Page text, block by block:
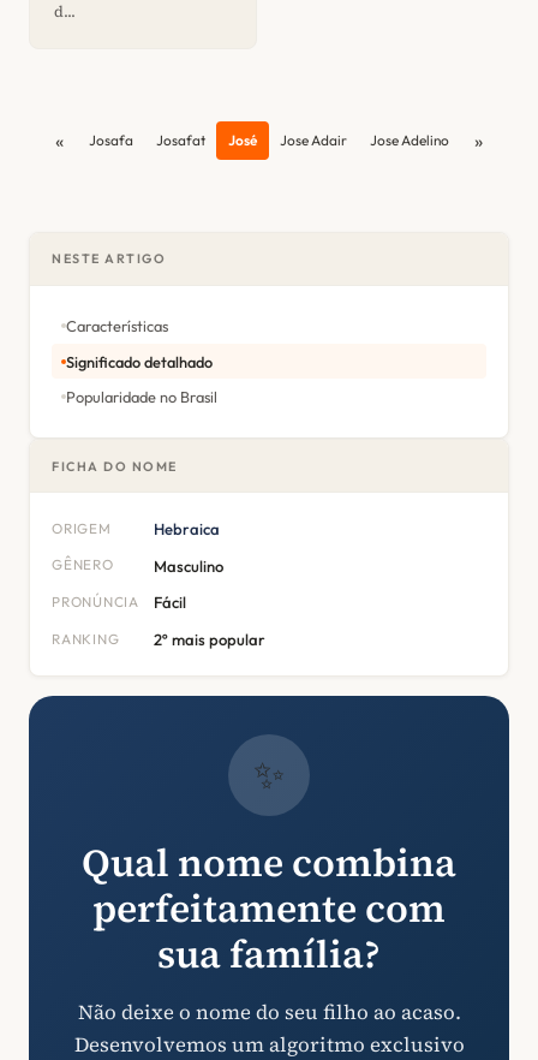
d...
« Josafa Josafat José Jose Adair Jose Adelino »
NESTE ARTIGO
Características
Significado detalhado
Popularidade no Brasil
FICHA DO NOME
ORIGEM Hebraica
GÊNERO Masculino
PRONÚNCIA Fácil
RANKING 2º mais popular
✨
Qual nome combina
perfeitamente com
sua família?
Não deixe o nome do seu filho ao acaso.
Desenvolvemos um algoritmo exclusivo